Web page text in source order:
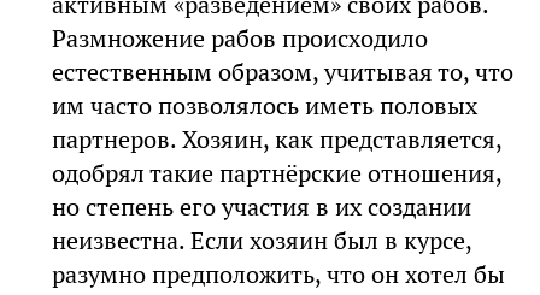
Размножение рабов происходило
естественным образом, учитывая то, что
им часто позволялось иметь половых
партнеров. Хозяин, как представляется,
одобрял такие партнёрские отношения,
но степень его участия в их создании
неизвестна. Если хозяин был в курсе,
разумно предположить, что он хотел бы